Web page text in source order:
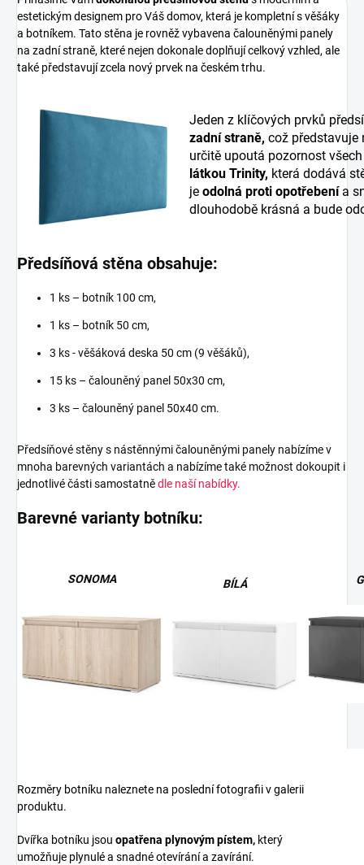
estetickým designem pro Váš domov, která je kompletní s věšáky
a botníkem. Tato stěna je rovněž vybavena čalouněnými panely
na zadní straně, které nejen dokonale doplňují celkový vzhled, ale
také představují zcela nový prvek na českém trhu.
Jeden z klíčových prvků
zadní straně, což
určitě upoutá pozornost
látkou Trinity, která dodává
je odolná proti opotřebenía
dlouhodobě krásná a bude
Předsíňová stěna obsahuje:
1 ks – botník 100 cm,
1 ks – botník 50 cm,
3 ks - věšáková deska 50 cm (9 věšáků),
15 ks – čalouněný panel 50x30 cm,
3 ks – čalouněný panel 50x40 cm.
Předsíňové stěny s nástěnnými čalouněnými panely nabízíme v
mnoha barevných variantách a nabízíme také možnost dokoupit i
jednotlivé části samostatnědle naší nabídky.
Barevné varianty botníku:
SONOMA BÍLÁ
Rozměry botníku naleznete na poslední fotografii v galerii
produktu.
Dvířka botníku jsou opatřena plynovým pístem, který
umožňuje plynulé a snadné otevírání a zavírání.